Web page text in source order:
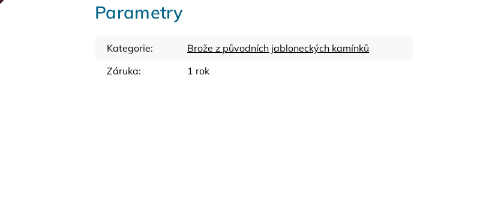
Parametry
Kategorie:
Brože z původních jabloneckých kamínků
Záruka: 1 rok